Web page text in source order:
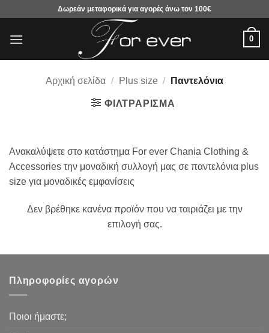
περιεχόμενο
Δωρεάν μεταφορικά για αγορές άνω τον 100€
0
Αρχική σελίδα / Plus size / Παντελόνια
ΦΙΛΤΡΆΡΙΣΜΑ
Ανακαλύψετε στο κατάστημα For ever Chania Clothing &
Accessories την μοναδική συλλογή μας σε παντελόνια plus
size για μοναδικές εμφανίσεις
Δεν βρέθηκε κανένα προϊόν που να ταιριάζει με την
επιλογή σας.
Πληροφορίες αγορών
Ποιοι ήμαστε;